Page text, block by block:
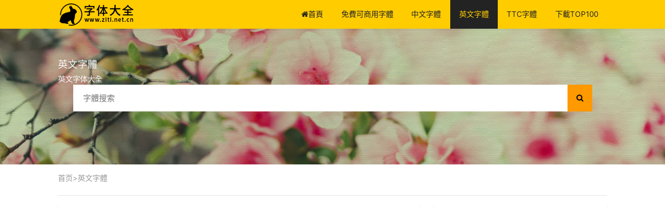
首頁 免費可商用字體 中文字體 英文字體 TTC字體 下載TOP100
英文字體
英文字体大全
首页>英文字體